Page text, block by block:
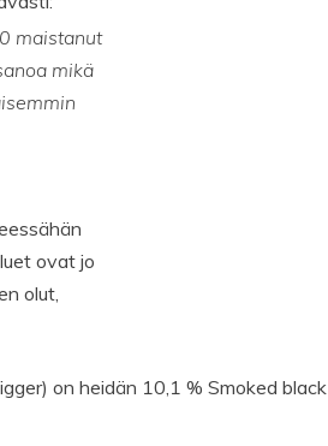
maistanut
mikä
ovat jo
olut,
on heidän 10,1 % Smoked black